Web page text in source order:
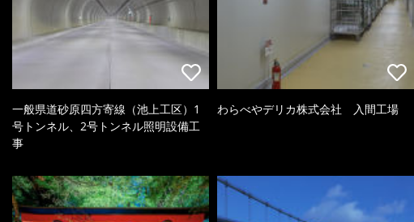
一般県道砂原四方寄線（池上工区）1
号トンネル、2号トンネル照明設備工
事
わらべやデリカ株式会社 入間工場